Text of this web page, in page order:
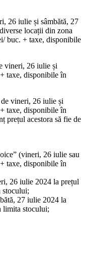
26 iulie și sâmbătă, 27
locații din zona
buc. + taxe, disponibile
vineri, 26 iulie și
taxe, disponibile în
vineri, 26 iulie și
taxe, disponibile în
prețul acestora să fie de
(vineri, 26 iulie sau
taxe, disponibile în
26 iulie 2024 la prețul
stocului;
27 iulie 2024 la
limita stocului;